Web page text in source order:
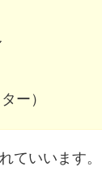
ー）
ていいます。